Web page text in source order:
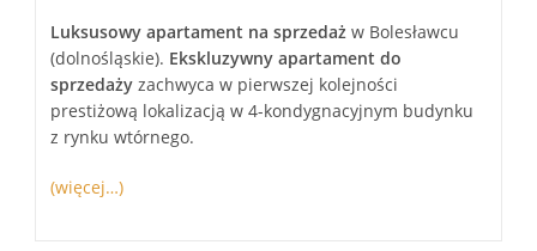
Luksusowy apartament na sprzedaż w Bolesławcu
(dolnośląskie). Ekskluzywny apartament do
sprzedaży zachwyca w pierwszej kolejności
prestiżową lokalizacją w 4-kondygnacyjnym budynku
z rynku wtórnego.
(więcej…)